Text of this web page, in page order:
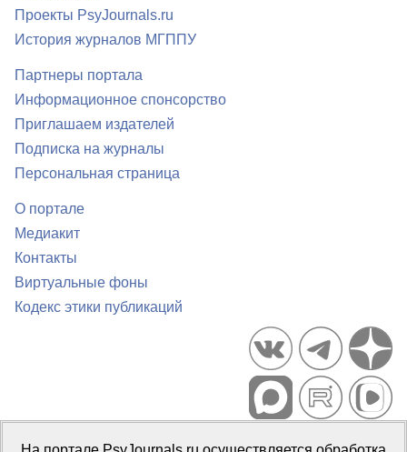
Проекты PsyJournals.ru
История журналов МГППУ
Партнеры портала
Информационное спонсорство
Приглашаем издателей
Подписка на журналы
Персональная страница
О портале
Медиакит
Контакты
Виртуальные фоны
Кодекс этики публикаций
Портал психологических изданий PsyJournals.ru, 2007–2026